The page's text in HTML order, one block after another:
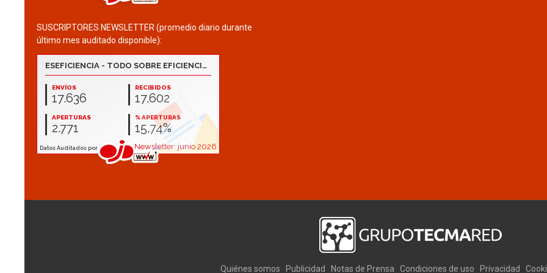
SUSCRIPTORES NEWSLETTER (promedio diario durante
último mes auditado disponible):
Quiénes somos Publicidad Notas de Prensa Condiciones de uso Privacidad